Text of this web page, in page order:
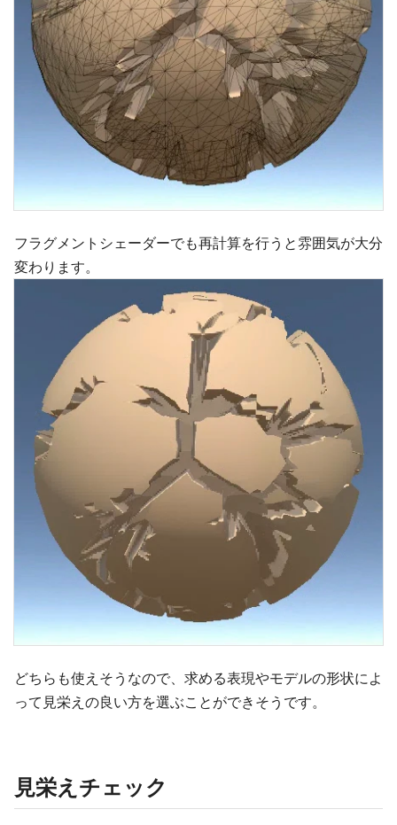
フラグメントシェーダーでも再計算を行うと雰囲気が大分
変わります。
どちらも使えそうなので、求める表現やモデルの形状によ
って見栄えの良い方を選ぶことができそうです。
見栄えチェック